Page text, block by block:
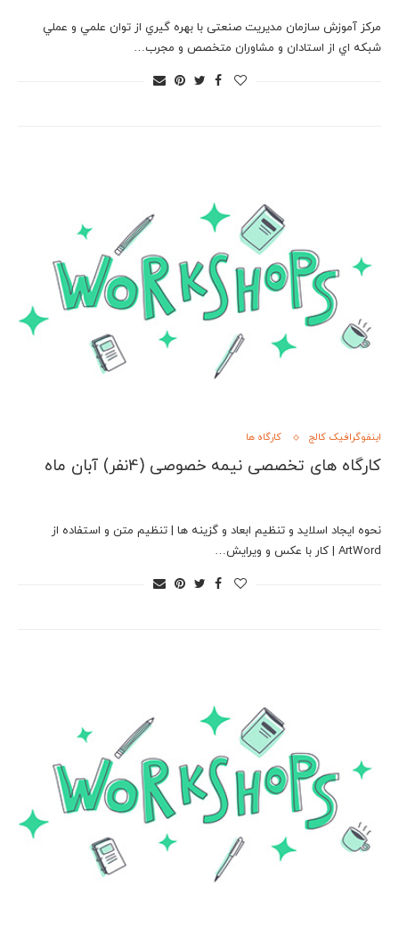
مرکز آموزش سازمان مدیریت صنعتی با بهره گيري از توان علمي و عملي
شبكه اي از استادان و مشاوران متخصص و مجرب…
اینفوگرافیک کالج کارگاه ها
کارگاه های تخصصی نیمه خصوصی (4نفر) آبان ماه
نحوه ایجاد اسلاید و تنظیم ابعاد و گزینه ها | تنظیم متن و استفاده از
ArtWord | کار با عکس و ویرایش…